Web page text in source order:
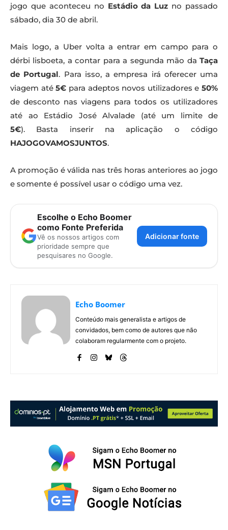
jogo que aconteceu no Estádio da Luz no passado
sábado, dia 30 de abril.
Mais logo, a Uber volta a entrar em campo para o
dérbi lisboeta, a contar para a segunda mão da Taça
de Portugal. Para isso, a empresa irá oferecer uma
viagem até5€ para adeptos novos utilizadores e 50%
de desconto nas viagens para todos os utilizadores
até ao Estádio José Alvalade (até um limite de
5€). Basta inserir na aplicação o código
HAJOGOVAMOSJUNTOS.
A promoção é válida nas três horas anteriores ao jogo
e somente é possível usar o código uma vez.
Escolhe o Echo Boomer
como Fonte Preferida
Vê os nossos artigos com
prioridade sempre que
pesquisares no Google.
Adicionar fonte
Echo Boomer
Conteúdo mais generalista e artigos de
convidados, bem como de autores que não
colaboram regularmente com o projeto.